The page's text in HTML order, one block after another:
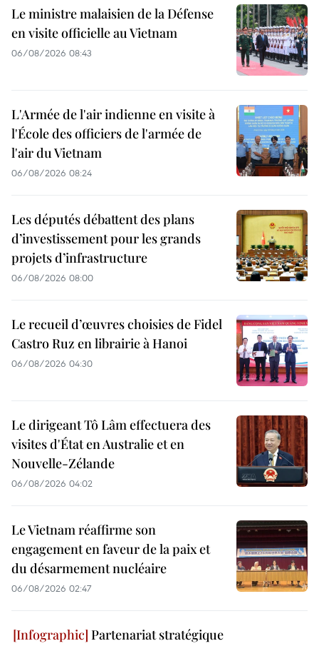
Le ministre malaisien de la Défense
en visite officielle au Vietnam
06/08/2026 08:43
L'Armée de l'air indienne en visite à
l'École des officiers de l'armée de
l'air du Vietnam
06/08/2026 08:24
Les députés débattent des plans
d’investissement pour les grands
projets d’infrastructure
06/08/2026 08:00
Le recueil d’œuvres choisies de Fidel
Castro Ruz en librairie à Hanoi
06/08/2026 04:30
Le dirigeant Tô Lâm effectuera des
visites d'État en Australie et en
Nouvelle-Zélande
06/08/2026 04:02
Le Vietnam réaffirme son
engagement en faveur de la paix et
du désarmement nucléaire
06/08/2026 02:47
Partenariat stratégique